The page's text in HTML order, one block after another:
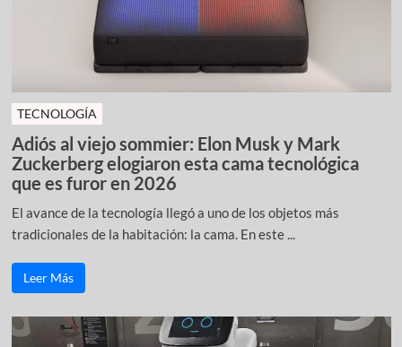
TECNOLOGÍA
Adiós al viejo sommier: Elon Musk y Mark
Zuckerberg elogiaron esta cama tecnológica
que es furor en 2026
El avance de la tecnología llegó a uno de los objetos más
tradicionales de la habitación: la cama. En este ...
Leer Más